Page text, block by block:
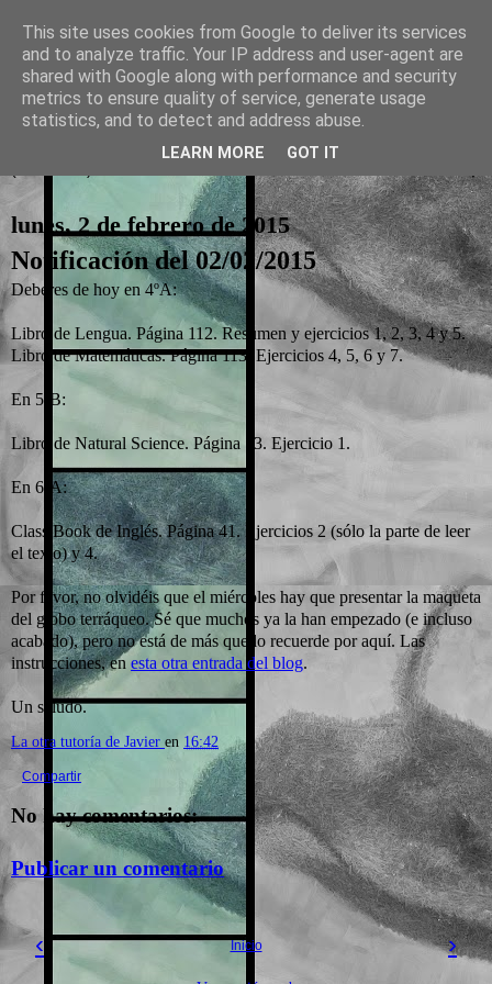
La otra tutoría de Javier
Recursos para Educación Primaria
▼
lunes, 2 de febrero de 2015
Notificación del 02/02/2015
Deberes de hoy en 4ºA:
Libro de Lengua. Página 112. Resumen y ejercicios 1, 2, 3, 4 y 5.
Libro de Matemáticas. Página 113. Ejercicios 4, 5, 6 y 7.
En 5ºB:
Libro de Natural Science. Página 73. Ejercicio 1.
En 6ºA:
Class Book de Inglés. Página 41. Ejercicios 2 (sólo la parte de leer
el texto) y 4.
Por favor, no olvidéis que el miércoles hay que presentar la maqueta
del globo terráqueo. Sé que muchos ya la han empezado (e incluso
acabado), pero no está de más que lo recuerde por aquí. Las
instrucciones, en esta otra entrada del blog.
Un saludo.
La otra tutoría de Javier en 16:42
Compartir
No hay comentarios:
Publicar un comentario
‹ ›
Inicio
This site uses cookies from Google to deliver its services
and to analyze traffic. Your IP address and user-agent are
shared with Google along with performance and security
metrics to ensure quality of service, generate usage
statistics, and to detect and address abuse.
LEARN MORE GOT IT